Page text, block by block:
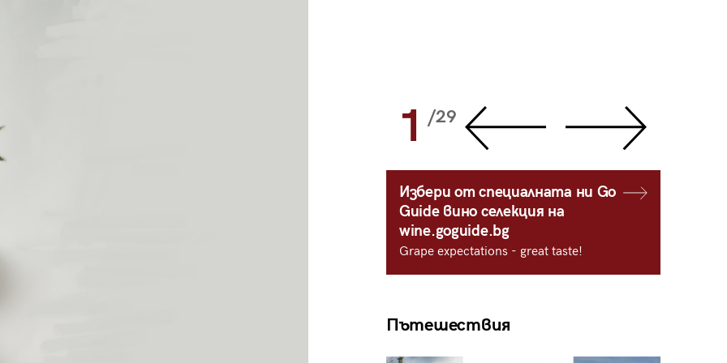
1 /29
Избери от специалната ни Go
Guide вино селекция на
wine.goguide.bg
Grape expectations - great taste!
Пътешествия